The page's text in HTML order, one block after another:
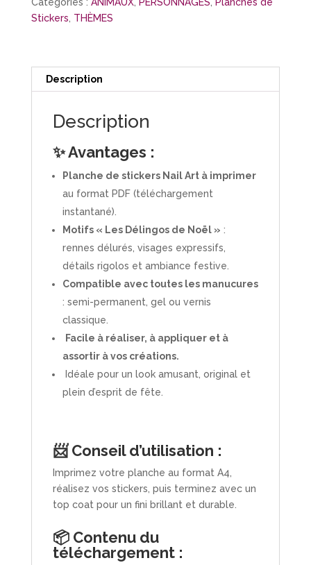
Déglingos
Stickers THÈMES
Description
Description
✨ Avantages :
Planche de stickers Nail Art à imprimer
au format PDF (téléchargement
instantané).
Motifs « Les Délingos de Noël » :
rennes délurés, visages expressifs,
détails rigolos et ambiance festive.
Compatible avec toutes les manucures
: semi-permanent, gel ou vernis
classique.
Facile à réaliser, à appliquer et à
assortir à vos créations.
Idéale pour un look amusant, original et
plein d’esprit de fête.
📨 Conseil d’utilisation :
Imprimez votre planche au format A4,
réalisez vos stickers, puis terminez avec un
top coat pour un fini brillant et durable.
📦 Contenu du
téléchargement :